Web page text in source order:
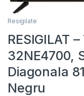
Resigilate
RESIGILAT
32NE4700,
Diagonala
Negru